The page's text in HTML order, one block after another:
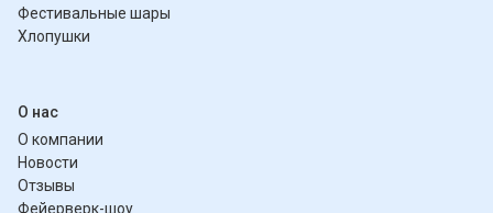
Фестивальные шары
Хлопушки
О нас
О компании
Новости
Отзывы
Фейерверк-шоу